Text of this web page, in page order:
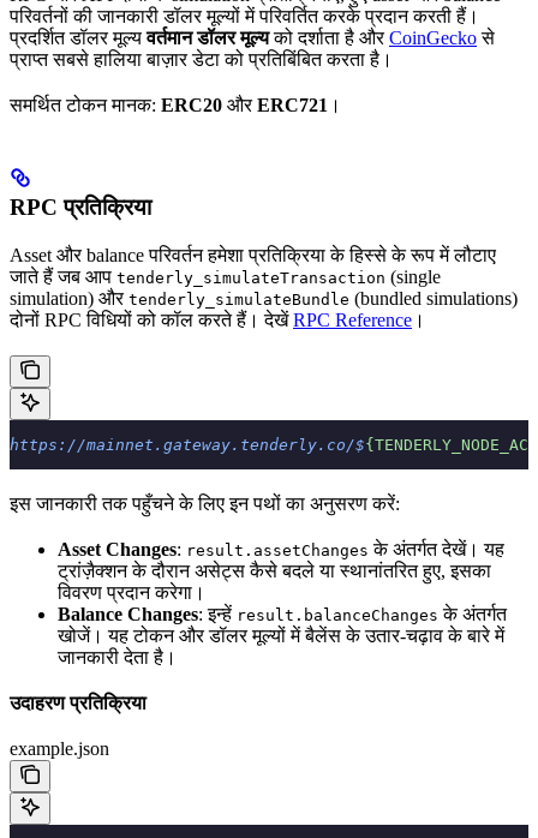
परिवर्तनों की जानकारी डॉलर मूल्यों में परिवर्तित करके प्रदान करती हैं।
प्रदर्शित डॉलर मूल्यवर्तमान डॉलर मूल्यको दर्शाता है औरCoinGeckoसे
प्राप्त सबसे हालिया बाज़ार डेटा को प्रतिबिंबित करता है।
समर्थित टोकन मानक: ERC20 औरERC721 ।
RPC प्रतिक्रिया
Asset और balance परिवर्तन हमेशा प्रतिक्रिया के हिस्से के रूप में लौटाए
जाते हैं जब आप tenderly_simulateTransaction (single
simulation) और tenderly_simulateBundle (bundled simulations)
दोनों RPC विधियों को कॉल करते हैं। देखेंRPC Reference ।
https://mainnet.gateway.tenderly.co/$
इस जानकारी तक पहुँचने के लिए इन पथों का अनुसरण करें:
Asset Changes: result.assetChanges के अंतर्गत देखें। यह
ट्रांज़ैक्शन के दौरान असेट्स कैसे बदले या स्थानांतरित हुए, इसका
विवरण प्रदान करेगा।
Balance Changes: इन्हें result.balanceChanges के अंतर्गत
खोजें। यह टोकन और डॉलर मूल्यों में बैलेंस के उतार-चढ़ाव के बारे में
जानकारी देता है।
उदाहरण प्रतिक्रिया
example.json